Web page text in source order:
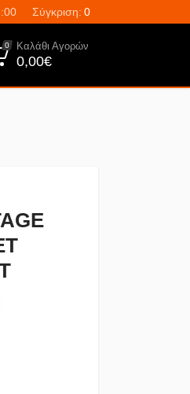
Σύγκριση: 0
0 Καλάθι Αγορών
0,00€